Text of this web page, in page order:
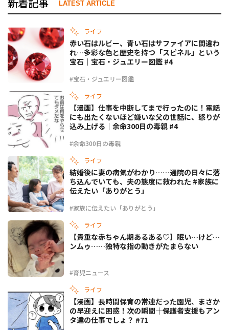
新着記事 LATEST ARTICLE
ライフ
#宝石・ジュエリー図鑑
赤い石はルビー、青い石はサファイアに間違わ
れ…多彩な色と歴史を持つ「スピネル」という
宝石｜宝石・ジュエリー図鑑 #4
ライフ
#余命300日の毒親
【漫画】仕事を中断してまで行ったのに！電話
にも出たくないほど嫌いな父の世話に、怒りが
込み上げる｜余命300日の毒親 #4
ライフ
#家族に伝えたい「ありがとう」
結婚後に妻の病気がわかり……通院の日々に落
ち込んでいても、夫の態度に救われた #家族に
伝えたい「ありがとう」
ライフ
#育児ニュース
【貴重な赤ちゃん期あるある♡】眠い…けど…
ンムゥ……独特な指の動きがたまらない
ライフ
【漫画】長時間保育の常連だった園児、まさか
の早迎えに困惑！次の瞬間――｜保護者支援もアン
タ達の仕事でしょ？ #71